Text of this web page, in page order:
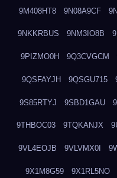
9M408HT8 9N08A9CF
9NKKRBUS 9NM3IO8B
9PIZMO0H 9Q3CVGCM
9QSFAYJH 9QSGU715
9S85RTYJ 9SBD1GAU
9THBOC03 9TQKANJX
9VL4EOJB 9VLVMX0I
9X1M8G59 9X1RL5NO